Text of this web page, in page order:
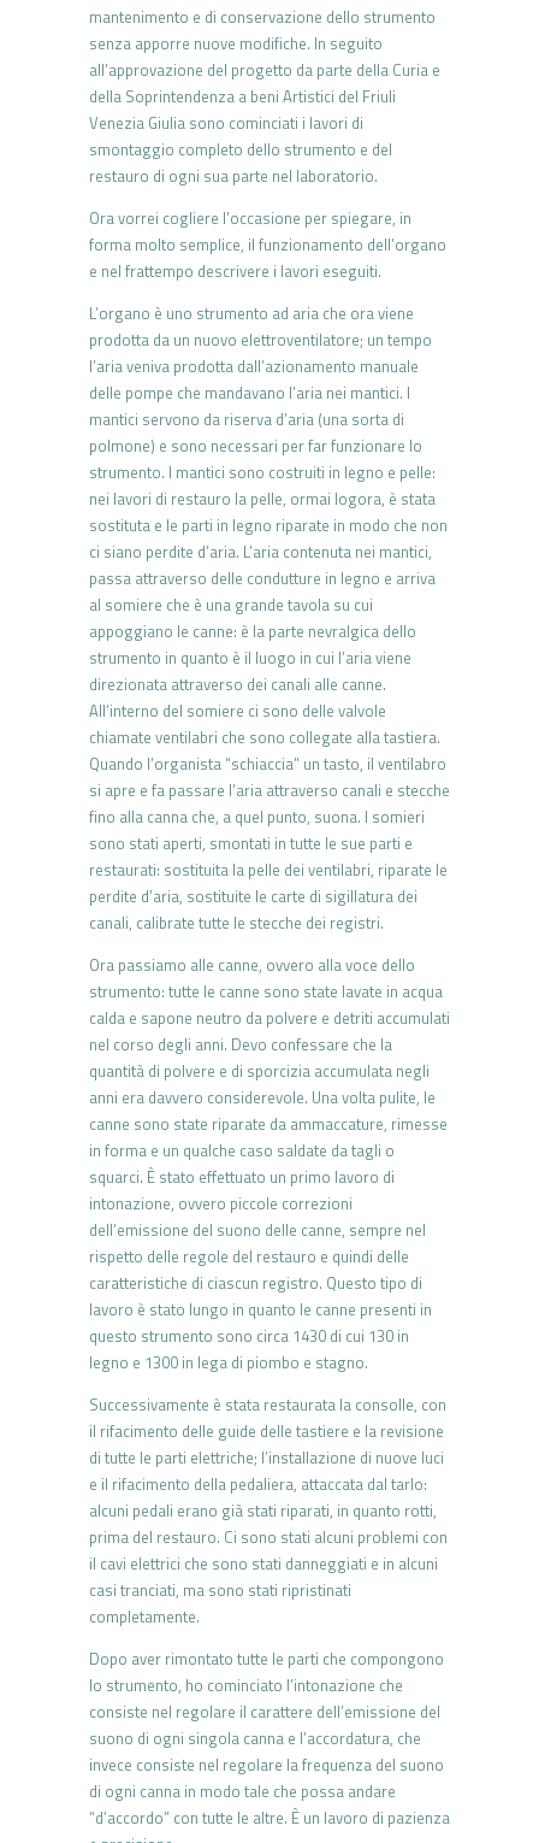
mantenimento e di conservazione dello strumento
senza apporre nuove modifiche. In seguito
all’approvazione del progetto da parte della Curia e
della Soprintendenza a beni Artistici del Friuli
Venezia Giulia sono cominciati i lavori di
smontaggio completo dello strumento e del
restauro di ogni sua parte nel laboratorio.
Ora vorrei cogliere l’occasione per spiegare, in
forma molto semplice, il funzionamento dell’organo
e nel frattempo descrivere i lavori eseguiti.
L’organo è uno strumento ad aria che ora viene
prodotta da un nuovo elettroventilatore; un tempo
l’aria veniva prodotta dall’azionamento manuale
delle pompe che mandavano l’aria nei mantici. I
mantici servono da riserva d’aria (una sorta di
polmone) e sono necessari per far funzionare lo
strumento. I mantici sono costruiti in legno e pelle:
nei lavori di restauro la pelle, ormai logora, è stata
sostituta e le parti in legno riparate in modo che non
ci siano perdite d’aria. L’aria contenuta nei mantici,
passa attraverso delle condutture in legno e arriva
al somiere che è una grande tavola su cui
appoggiano le canne: è la parte nevralgica dello
strumento in quanto è il luogo in cui l’aria viene
direzionata attraverso dei canali alle canne.
All’interno del somiere ci sono delle valvole
chiamate ventilabri che sono collegate alla tastiera.
Quando l’organista “schiaccia” un tasto, il ventilabro
si apre e fa passare l’aria attraverso canali e stecche
fino alla canna che, a quel punto, suona. I somieri
sono stati aperti, smontati in tutte le sue parti e
restaurati: sostituita la pelle dei ventilabri, riparate le
perdite d’aria, sostituite le carte di sigillatura dei
canali, calibrate tutte le stecche dei registri.
Ora passiamo alle canne, ovvero alla voce dello
strumento: tutte le canne sono state lavate in acqua
calda e sapone neutro da polvere e detriti accumulati
nel corso degli anni. Devo confessare che la
quantità di polvere e di sporcizia accumulata negli
anni era davvero considerevole. Una volta pulite, le
canne sono state riparate da ammaccature, rimesse
in forma e un qualche caso saldate da tagli o
squarci. È stato effettuato un primo lavoro di
intonazione, ovvero piccole correzioni
dell’emissione del suono delle canne, sempre nel
rispetto delle regole del restauro e quindi delle
caratteristiche di ciascun registro. Questo tipo di
lavoro è stato lungo in quanto le canne presenti in
questo strumento sono circa 1430 di cui 130 in
legno e 1300 in lega di piombo e stagno.
Successivamente è stata restaurata la consolle, con
il rifacimento delle guide delle tastiere e la revisione
di tutte le parti elettriche; l’installazione di nuove luci
e il rifacimento della pedaliera, attaccata dal tarlo:
alcuni pedali erano già stati riparati, in quanto rotti,
prima del restauro. Ci sono stati alcuni problemi con
il cavi elettrici che sono stati danneggiati e in alcuni
casi tranciati, ma sono stati ripristinati
completamente.
Dopo aver rimontato tutte le parti che compongono
lo strumento, ho cominciato l’intonazione che
consiste nel regolare il carattere dell’emissione del
suono di ogni singola canna e l’accordatura, che
invece consiste nel regolare la frequenza del suono
di ogni canna in modo tale che possa andare
“d’accordo” con tutte le altre. È un lavoro di pazienza